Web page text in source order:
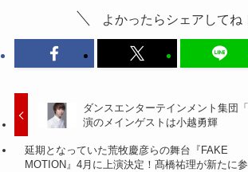
よかったらシェアしてね
ダンスエンターテインメント集団
演のメインゲストは小越勇輝
延期となっていた荒牧慶彦らの舞台『FAKE
MOTION』4月に上演決定！髙橋祐理が新たに